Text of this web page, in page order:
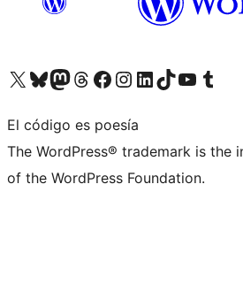
Visita nuestra cuenta de X (anteriormente Twitter)
Visita nuestra cuenta de Bluesky
Visita nuestra cuenta de Mastodon
Visita nuestra cuenta de Threads
Visita nuestra página de Facebook
Visita nuestra cuenta de Instagram
Visita nuestra cuenta de LinkedIn
Visita nuestra cuenta de TikTok
Visita nuestro canal de
Visita nuestra cuenta
El código es poesía
The WordPress® trademark is the
of the WordPress Foundation.